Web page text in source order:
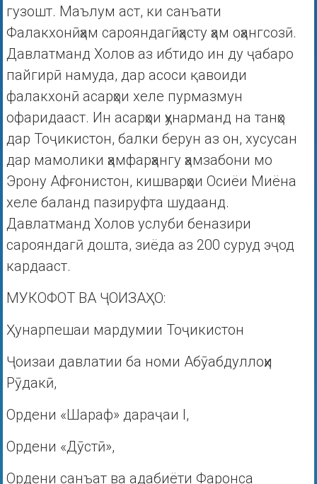
гузошт. Маълум аст, ки санъати
Фалакхонӣҳам сарояндагӣҳасту ҳам оҳангсозӣ.
Давлатманд Холов аз ибтидо ин ду ҷабаро
пайгирӣ намуда, дар асоси қавоиди
фалакхонӣ асарҳои хеле пурмазмун
офаридааст. Ин асарҳои ҳунарманд на танҳо
дар Тоҷикистон, балки берун аз он, хусусан
дар мамолики ҳамфарҳангу ҳамзабони мо
Эрону Афғонистон, кишварҳои Осиёи Миёна
хеле баланд пазируфта шудаанд.
Давлатманд Холов услуби беназири
сарояндагӣ дошта, зиёда аз 200 суруд эҷод
кардааст.
МУКОФОТ ВА ҶОИЗАҲО:
Ҳунарпешаи мардумии Тоҷикистон
Ҷоизаи давлатии ба номи Абӯабдуллоҳи
Рӯдакӣ,
Ордени «Шараф» дараҷаи I,
Ордени «Дӯстӣ»,
Ордени санъат ва адабиёти Фаронса